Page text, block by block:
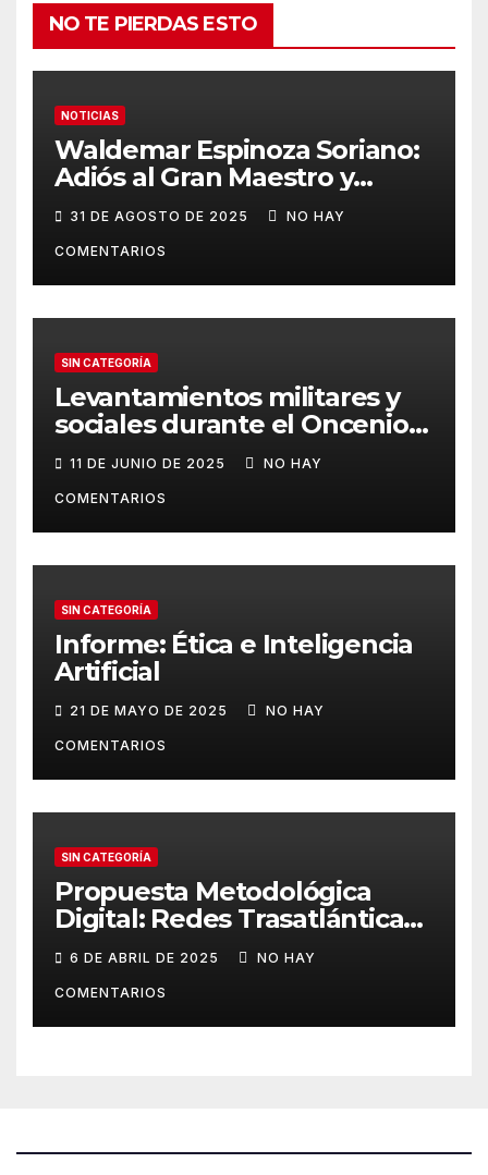
NO TE PIERDAS ESTO
NOTICIAS
Waldemar Espinoza Soriano:
Adiós al Gran Maestro y
Etnohistoriador peruano
31 DE AGOSTO DE 2025 NO HAY
COMENTARIOS
SIN CATEGORÍA
Levantamientos militares y
sociales durante el Oncenio
de Leguía
11 DE JUNIO DE 2025 NO HAY
COMENTARIOS
SIN CATEGORÍA
Informe: Ética e Inteligencia
Artificial
21 DE MAYO DE 2025 NO HAY
COMENTARIOS
SIN CATEGORÍA
Propuesta Metodológica
Digital: Redes Trasatlánticas
de Poder
6 DE ABRIL DE 2025 NO HAY
COMENTARIOS